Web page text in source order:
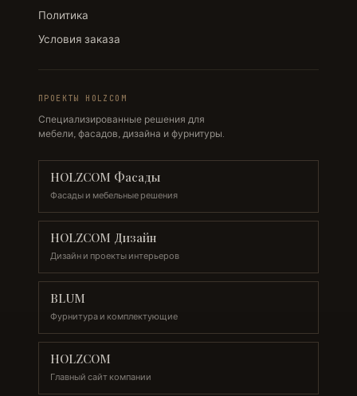
Политика
Условия заказа
ПРОЕКТЫ HOLZCOM
Специализированные решения для
мебели, фасадов, дизайна и фурнитуры.
HOLZCOM Фасады
Фасады и мебельные решения
HOLZCOM Дизайн
Дизайн и проекты интерьеров
BLUM
Фурнитура и комплектующие
HOLZCOM
Главный сайт компании